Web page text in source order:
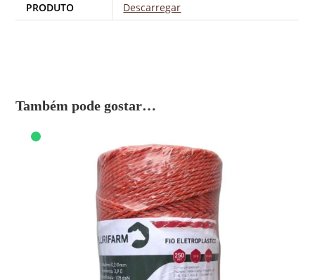
PRODUTO
Descarregar
Também pode gostar…